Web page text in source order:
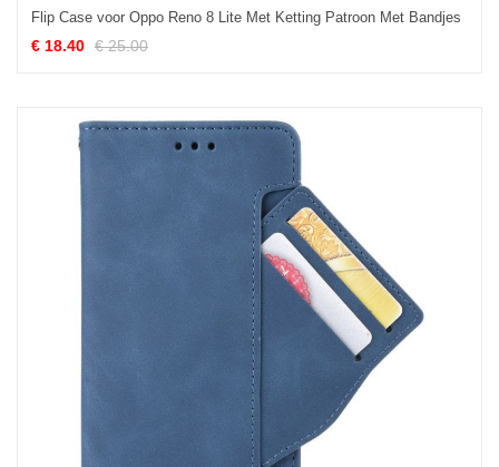
Flip Case voor Oppo Reno 8 Lite Met Ketting Patroon Met Bandjes
€ 18.40 € 25.00